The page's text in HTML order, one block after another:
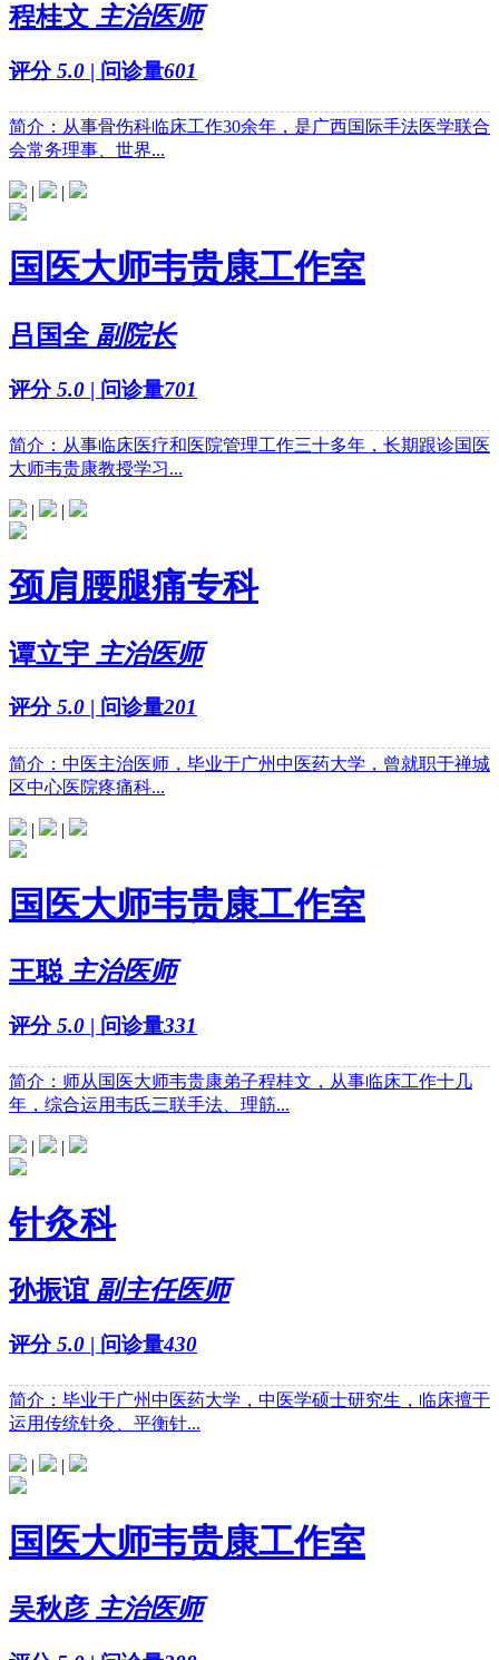
程桂文 主治医师
评分5.0 | 问诊量601
简介：从事骨伤科临床工作30余年，是广西国际手法医学联合
会常务理事、世界...
| |
国医大师韦贵康工作室
吕国全 副院长
评分5.0 | 问诊量701
简介：从事临床医疗和医院管理工作三十多年，长期跟诊国医
大师韦贵康教授学习...
| |
颈肩腰腿痛专科
谭立宇 主治医师
评分5.0 | 问诊量201
简介：中医主治医师，毕业于广州中医药大学，曾就职于禅城
区中心医院疼痛科...
| |
国医大师韦贵康工作室
王聪主治医师
评分5.0 | 问诊量331
简介：师从国医大师韦贵康弟子程桂文，从事临床工作十几
年，综合运用韦氏三联手法、理筋...
| |
针灸科
孙振谊 副主任医师
评分5.0 | 问诊量430
简介：毕业于广州中医药大学，中医学硕士研究生，临床擅于
运用传统针灸、平衡针...
| |
国医大师韦贵康工作室
吴秋彦 主治医师